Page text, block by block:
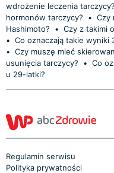
wdrożenie leczenia tarczycy?
hormonów tarczycy?
• Czy
Hashimoto?
• Czy z takimi
• Co oznaczają takie wyniki
• Czy muszę mieć
usunięcia tarczycy?
• Co
u 29-latki?
Regulamin serwisu
Polityka prywatności